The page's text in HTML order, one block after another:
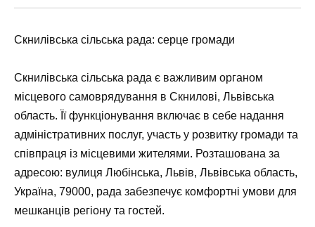
Скнилівська сільська рада: серце громади
Скнилівська сільська рада є важливим органом
місцевого самоврядування в Скнилові, Львівська
область. Її функціонування включає в себе надання
адміністративних послуг, участь у розвитку громади та
співпраця із місцевими жителями. Розташована за
адресою: вулиця Любінська, Львів, Львівська область,
Україна, 79000, рада забезпечує комфортні умови для
мешканців регіону та гостей.